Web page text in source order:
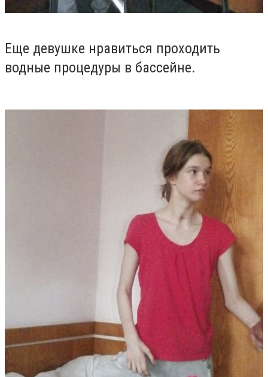
Еще девушке нравиться проходить
водные процедуры в бассейне.